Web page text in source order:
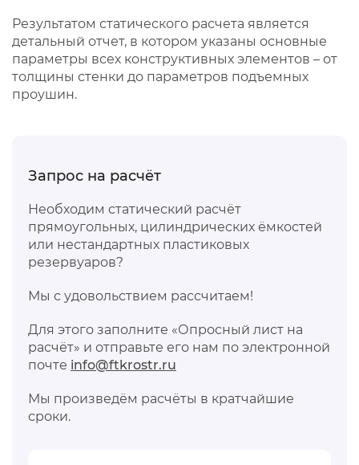
Результатом статического расчета является
детальный отчет, в котором указаны основные
параметры всех конструктивных элементов – от
толщины стенки до параметров подъемных
проушин.
Запрос на расчёт
Необходим статический расчёт
прямоугольных, цилиндрических ёмкостей
или нестандартных пластиковых
резервуаров?
Мы с удовольствием рассчитаем!
Для этого заполните «Опросный лист на
расчёт» и отправьте его нам по электронной
почте info@ftkrostr.ru
Мы произведём расчёты в кратчайшие
сроки.